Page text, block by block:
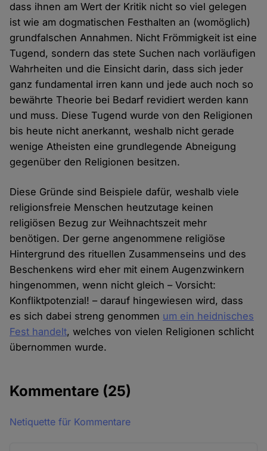
dass ihnen am Wert der Kritik nicht so viel gelegen
ist wie am dogmatischen Festhalten an (womöglich)
grundfalschen Annahmen. Nicht Frömmigkeit ist eine
Tugend, sondern das stete Suchen nach vorläufigen
Wahrheiten und die Einsicht darin, dass sich jeder
ganz fundamental irren kann und jede auch noch so
bewährte Theorie bei Bedarf revidiert werden kann
und muss. Diese Tugend wurde von den Religionen
bis heute nicht anerkannt, weshalb nicht gerade
wenige Atheisten eine grundlegende Abneigung
gegenüber den Religionen besitzen.
Diese Gründe sind Beispiele dafür, weshalb viele
religionsfreie Menschen heutzutage keinen
religiösen Bezug zur Weihnachtszeit mehr
benötigen. Der gerne angenommene religiöse
Hintergrund des rituellen Zusammenseins und des
Beschenkens wird eher mit einem Augenzwinkern
hingenommen, wenn nicht gleich – Vorsicht:
Konfliktpotenzial! – darauf hingewiesen wird, dass
es sich dabei streng genommen um ein heidnisches
Fest handelt, welches von vielen Religionen schlicht
übernommen wurde.
Kommentare (25)
Netiquette für Kommentare